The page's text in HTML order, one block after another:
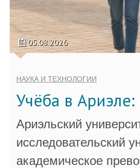
05.08.2026
НАУКА И ТЕХНОЛОГИИ
Учёба в
Ариэльский
исследовательский
академическое